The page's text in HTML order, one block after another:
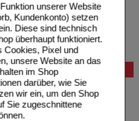
unserer Website
Kundenkonto) setzen
Diese sind technisch
überhaupt funktioniert.
Cookies, Pixel und
unsere Website an das
im Shop
darüber, wie Sie
wir ein, um den Shop
Sie zugeschnittene
Bewertung